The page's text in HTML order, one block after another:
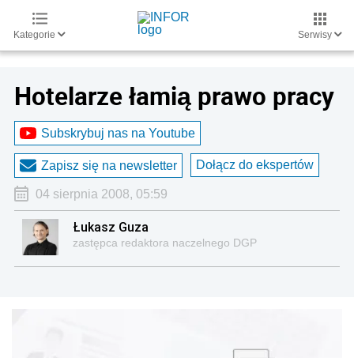
Kategorie Serwisy
Hotelarze łamią prawo pracy
Subskrybuj nas na Youtube
Zapisz się na newsletter Dołącz do ekspertów
04 sierpnia 2008, 05:59
Łukasz Guza
zastępca redaktora naczelnego DGP